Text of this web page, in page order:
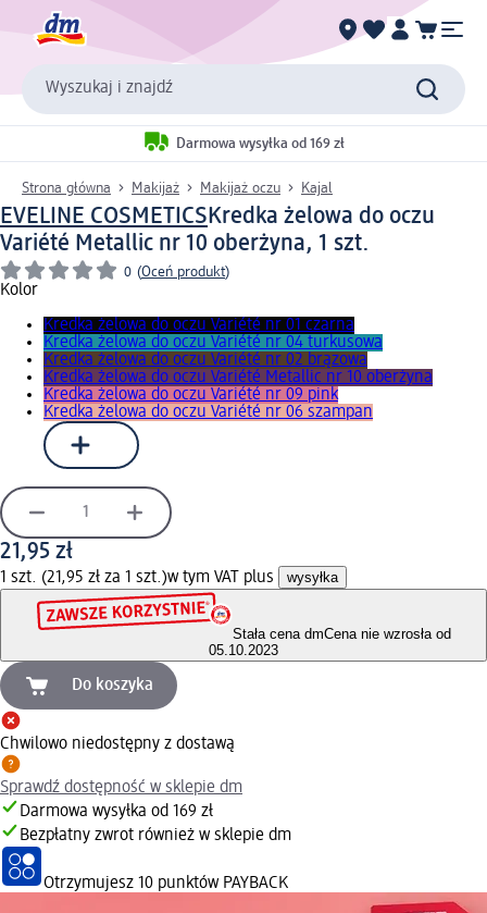
Wyszukaj i znajdź
Darmowa wysyłka od 169 zł
Strona główna Makijaż Makijaż oczu Kajal
EVELINE COSMETICS Kredka żelowa do oczu
Variété Metallic nr 10 oberżyna, 1 szt.
0 (Oceń produkt)
Kolor
Kredka żelowa do oczu Variété nr 01 czarna
Kredka żelowa do oczu Variété nr 04 turkusowa
Kredka żelowa do oczu Variété nr 02 brązowa
Kredka żelowa do oczu Variété Metallic nr 10 oberżyna
Kredka żelowa do oczu Variété nr 09 pink
Kredka żelowa do oczu Variété nr 06 szampan
21,95 zł
1 szt. (21,95 zł za 1 szt.)w tym VAT plus wysyłka
Stała cena dmCena nie wzrosła od
05.10.2023
Do koszyka
Chwilowo niedostępny z dostawą
Sprawdź dostępność w sklepie dm
Darmowa wysyłka od 169 zł
Bezpłatny zwrot również w sklepie dm
Otrzymujesz 10 punktów PAYBACK